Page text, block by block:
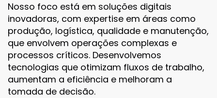
Nosso foco está em soluções digitais
inovadoras, com expertise em áreas como
produção, logística, qualidade e manutenção,
que envolvem operações complexas e
processos críticos. Desenvolvemos
tecnologias que otimizam fluxos de trabalho,
aumentam a eficiência e melhoram a
tomada de decisão.